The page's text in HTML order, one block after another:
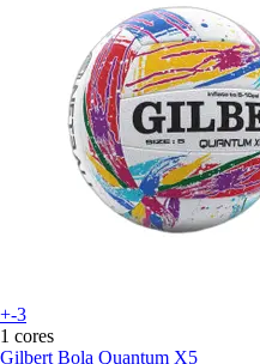
+-3
1 cores
Gilbert Bola Quantum X5